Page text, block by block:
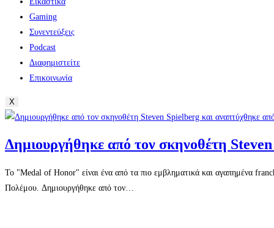
Gaming
Συνεντεύξεις
Podcast
Διαφημιστείτε
Επικοινωνία
X
Δημιουργήθηκε από τον σκηνοθέτη
Το "Medal of Honor" είναι ένα από τα πιο εμβληματικά και αγαπημένα
Πολέμου. Δημιουργήθηκε από τον…